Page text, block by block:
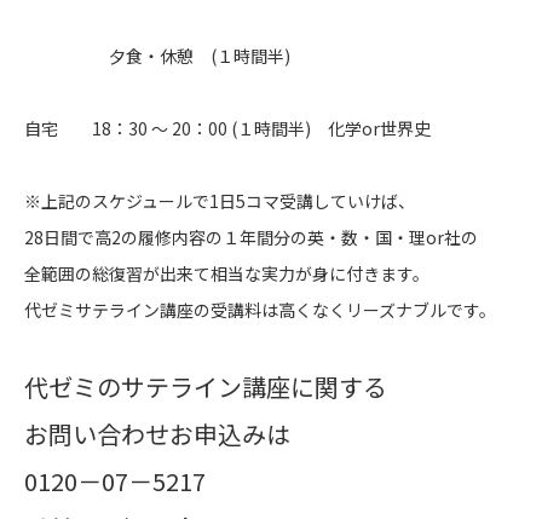
夕食・休憩 (１時間半)
自宅 18：30 ～ 20：00 (１時間半) 化学or世界史
※上記のスケジュールで1日5コマ受講していけば、
28日間で高2の履修内容の１年間分の英・数・国・理or社の
全範囲の総復習が出来て相当な実力が身に付きます。
代ゼミサテライン講座の受講料は高くなくリーズナブルです。
代ゼミのサテライン講座に関する
お問い合わせお申込みは
0120－07－5217